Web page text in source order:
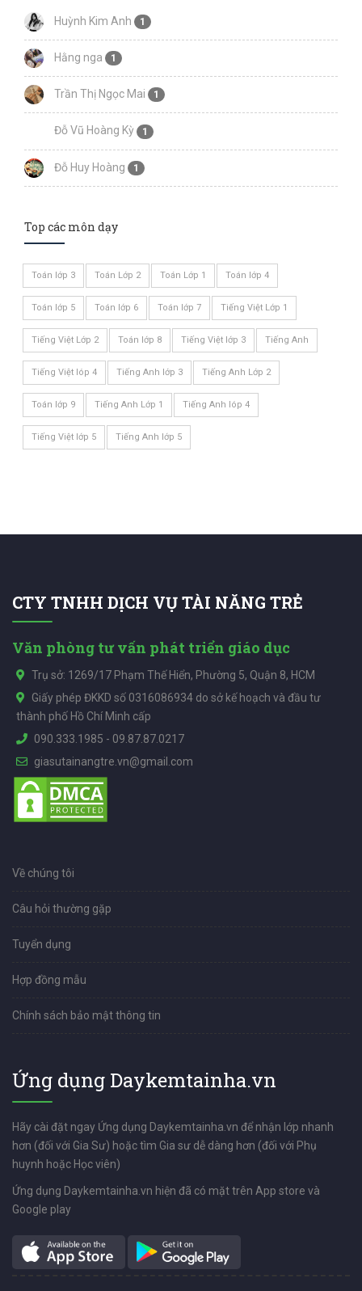
Huỳnh Kim Anh 1
Hằng nga 1
Trần Thị Ngọc Mai 1
Đỗ Vũ Hoàng Kỳ 1
Đỗ Huy Hoàng 1
Top các môn dạy
Toán lớp 3 Toán Lớp 2 Toán Lớp 1 Toán lớp 4
Toán lớp 5 Toán lớp 6 Toán lớp 7 Tiếng Việt Lớp 1
Tiếng Việt Lớp 2 Toán lớp 8 Tiếng Việt lớp 3 Tiếng Anh
Tiếng Việt lóp 4 Tiếng Anh lớp 3 Tiếng Anh Lớp 2
Toán lớp 9 Tiếng Anh Lớp 1 Tiếng Anh lóp 4
Tiếng Việt lớp 5 Tiếng Anh lớp 5
CTY TNHH DỊCH VỤ TÀI NĂNG TRẺ
Văn phòng tư vấn phát triển giáo dục
Trụ sở: 1269/17 Phạm Thế Hiển, Phường 5, Quận 8, HCM
Giấy phép ĐKKD số 0316086934 do sở kế hoạch và đầu tư
thành phố Hồ Chí Minh cấp
090.333.1985 - 09.87.87.0217
giasutainangtre.vn@gmail.com
Về chúng tôi
Câu hỏi thường gặp
Tuyển dụng
Hợp đồng mẫu
Chính sách bảo mật thông tin
Ứng dụng Daykemtainha.vn
Hãy cài đặt ngay Ứng dụng Daykemtainha.vn để nhận lớp nhanh
hơn (đối với Gia Sư) hoặc tìm Gia sư dễ dàng hơn (đối với Phụ
huynh hoặc Học viên)
Ứng dụng Daykemtainha.vn hiện đã có mặt trên App store và
Google play